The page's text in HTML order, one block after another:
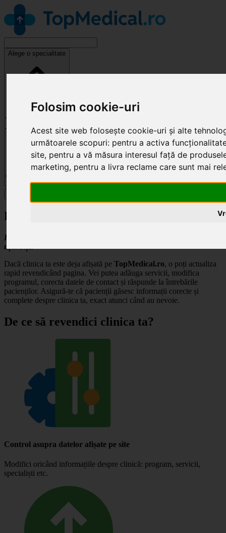
Folosim cookie-uri
Acest site web folosește cookie-uri și alte
următoarele scopuri: pentru a activa
site, pentru a vă măsura interesul față de
marketing, pentru a livra reclame care sunt mai
Alege o specialitate
Cluj-Napoca
Revendică clinică
Revendică profilul clinicii tale și gestionează-ți prezența online cu
ușurință.
Dacă clinica ta este deja afișată pe TopMedical.ro, o poți actualiza
rapid revendicând pagina. Vei putea adăuga servicii, modifica
programul, corecta datele de contact și răspunde la întrebările
pacienților. Asigură-te că pacienții găsesc informații corecte și
complete despre clinica ta, exact atunci când au nevoie.
De ce să revendici clinica ta?
Control asupra datelor afișate pe site
Modifici oricând informațiile despre clinică: program, servicii,
specialiști etc.